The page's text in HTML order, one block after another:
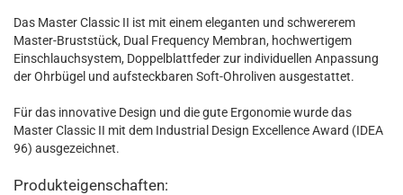
Das Master Classic II ist mit einem eleganten und schwererem
Master-Bruststück, Dual Frequency Membran, hochwertigem
Einschlauchsystem, Doppelblattfeder zur individuellen Anpassung
der Ohrbügel und aufsteckbaren Soft-Ohroliven ausgestattet.
Für das innovative Design und die gute Ergonomie wurde das
Master Classic II mit dem Industrial Design Excellence Award (IDEA
96) ausgezeichnet.
Produkteigenschaften: